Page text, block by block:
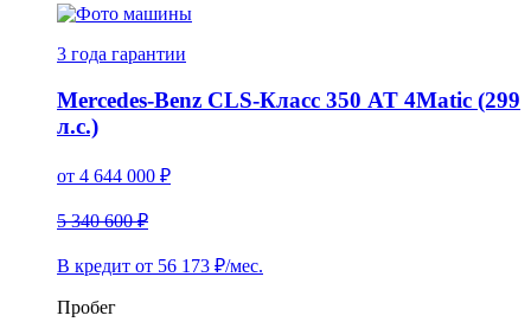
3 года гарантии
Mercedes-Benz CLS-Класс 350 AT 4Matic (299
л.с.)
от 4 644 000 ₽
5 340 600 ₽
В кредит от 56 173 ₽/мес.
Пробег